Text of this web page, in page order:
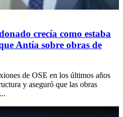
crecía como estaba
Antía sobre obras de
de OSE en los últimos años
y aseguró que las obras